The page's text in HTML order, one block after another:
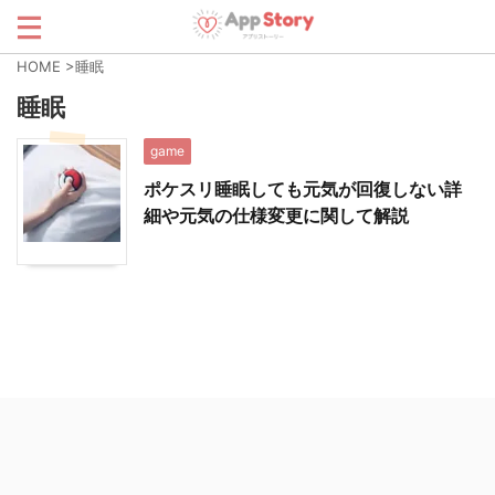
HOME >睡眠
睡眠
game
ポケスリ睡眠しても元気が回復しない詳
細や元気の仕様変更に関して解説